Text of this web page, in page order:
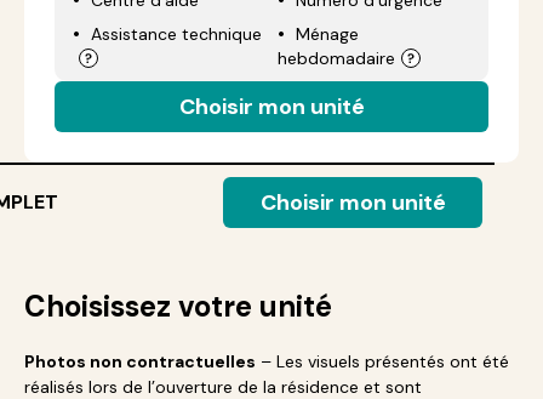
Assistance technique
Ménage
hebdomadaire
Choisir mon unité
Choisir mon unité
Choisissez votre unité
Photos non contractuelles – Les visuels présentés ont été
réalisés lors de l’ouverture de la résidence et sont